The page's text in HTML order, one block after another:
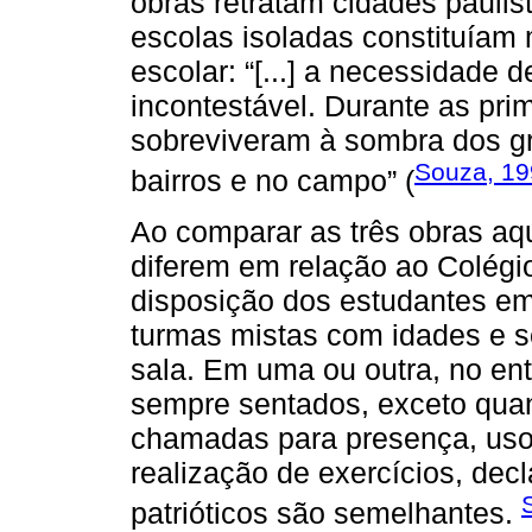
escolas isoladas constituíam
escolar: “[...] a necessidade
incontestável. Durante as
sobreviveram à sombra dos
bairros e no campo” (Souza,
Ao comparar as três obras
diferem em relação ao
disposição dos estudantes
turmas mistas com idades e
sala. Em uma ou outra, no
sempre sentados, exceto
chamadas para presença,
realização de exercícios,
patrióticos são semelhantes.